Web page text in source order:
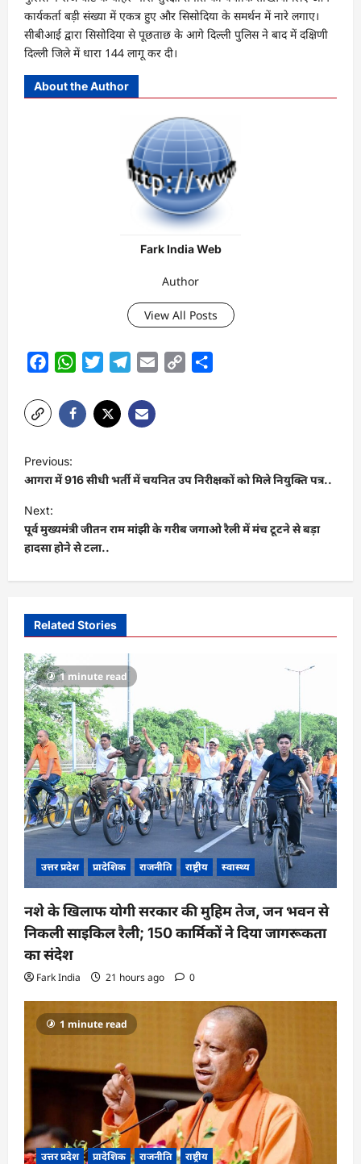
कार्यकर्ता बड़ी संख्या में एकत्र हुए और सिसोदिया के समर्थन में नारे लगाए।
सीबीआई द्वारा सिसोदिया से पूछताछ के आगे दिल्ली पुलिस ने बाद में दक्षिणी
दिल्ली जिले में धारा 144 लागू कर दी।
About the Author
Fark India Web
Author
View All Posts
FacebookWhatsAppTwitterTelegram
Email
Copy
P
o
s
t
n
a
g
a
t
i
o
n
Previous:
आगरा में 916 सीधी भर्ती में चयनित उप निरीक्षकों को मिले नियुक्ति पत्र..
Next:
पूर्व मुख्यमंत्री जीतन राम मांझी के गरीब जगाओ रैली में मंच टूटने से बड़ा
हादसा होने से टला..
Related Stories
1 minute read
उत्तर प्रदेश प्रादेशिक राजनीति राष्ट्रीय स्वास्थ्य
नशे के खिलाफ योगी सरकार की मुहिम तेज, जन भवन से
निकली साइकिल रैली; 150 कार्मिकों ने दिया जागरूकता
का संदेश
Fark India 21 hours ago 0
1 minute read
उत्तर प्रदेश प्रादेशिक राजनीति राष्ट्रीय